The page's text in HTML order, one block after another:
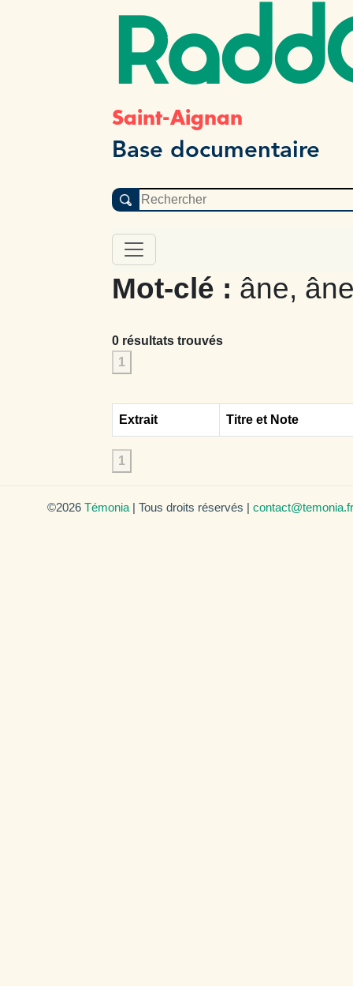
Saint-Aignan
Base documentaire
Mot-clé : âne,
0 résultats trouvés
1
Extrait Titre et Note
1
©2026 Témonia | Tous droits réservés | contact@temonia.fr